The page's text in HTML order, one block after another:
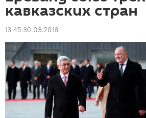
кавказских стран
13:45 30.03.2018